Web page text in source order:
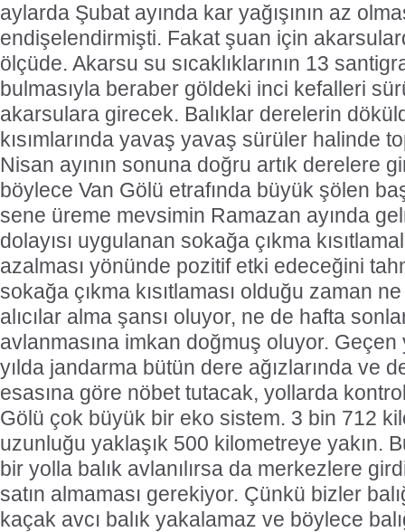
aylarda Şubat ayında kar yağışının az
endişelendirmişti. Fakat şuan için
ölçüde. Akarsu su sıcaklıklarının 13
bulmasıyla beraber göldeki inci kefalleri
akarsulara girecek. Balıklar derelerin
kısımlarında yavaş yavaş sürüler halinde
Nisan ayının sonuna doğru artık derelere
böylece Van Gölü etrafında büyük şölen
sene üreme mevsimin Ramazan ayında
dolayısı uygulanan sokağa çıkma
azalması yönünde pozitif etki edeceğini
sokağa çıkma kısıtlaması olduğu zaman
alıcılar alma şansı oluyor, ne de hafta
avlanmasına imkan doğmuş oluyor. Geçen
yılda jandarma bütün dere ağızlarında ve
esasına göre nöbet tutacak, yollarda
Gölü çok büyük bir eko sistem. 3 bin 712
uzunluğu yaklaşık 500 kilometreye yakın.
bir yolla balık avlanılırsa da merkezlere
satın almaması gerekiyor. Çünkü bizler
kaçak avcı balık yakalamaz ve böylece